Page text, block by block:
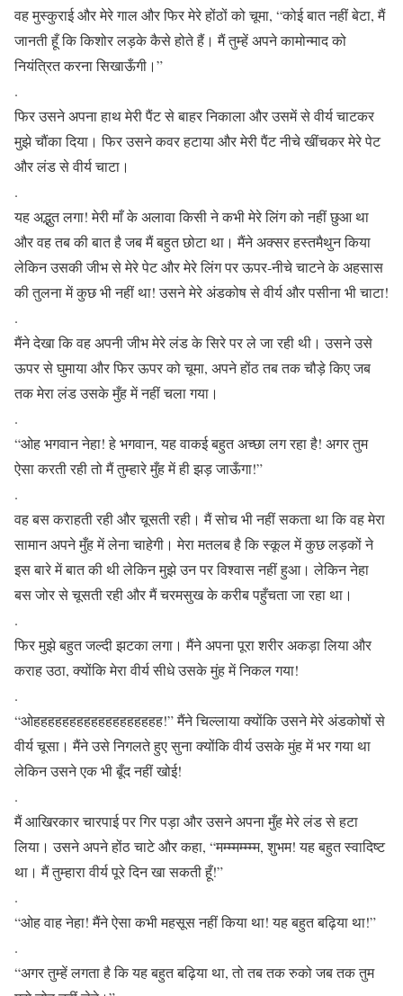
वह मुस्कुराई और मेरे गाल और फिर मेरे होंठों को चूमा, “कोई बात नहीं बेटा, मैं
जानती हूँ कि किशोर लड़के कैसे होते हैं। मैं तुम्हें अपने कामोन्माद को
नियंत्रित करना सिखाऊँगी।”
.
फिर उसने अपना हाथ मेरी पैंट से बाहर निकाला और उसमें से वीर्य चाटकर
मुझे चौंका दिया। फिर उसने कवर हटाया और मेरी पैंट नीचे खींचकर मेरे पेट
और लंड से वीर्य चाटा।
.
यह अद्भुत लगा! मेरी माँ के अलावा किसी ने कभी मेरे लिंग को नहीं छुआ था
और वह तब की बात है जब मैं बहुत छोटा था। मैंने अक्सर हस्तमैथुन किया
लेकिन उसकी जीभ से मेरे पेट और मेरे लिंग पर ऊपर-नीचे चाटने के अहसास
की तुलना में कुछ भी नहीं था! उसने मेरे अंडकोष से वीर्य और पसीना भी चाटा!
.
मैंने देखा कि वह अपनी जीभ मेरे लंड के सिरे पर ले जा रही थी। उसने उसे
ऊपर से घुमाया और फिर ऊपर को चूमा, अपने होंठ तब तक चौड़े किए जब
तक मेरा लंड उसके मुँह में नहीं चला गया।
.
“ओह भगवान नेहा! हे भगवान, यह वाकई बहुत अच्छा लग रहा है! अगर तुम
ऐसा करती रही तो मैं तुम्हारे मुँह में ही झड़ जाऊँगा!”
.
वह बस कराहती रही और चूसती रही। मैं सोच भी नहीं सकता था कि वह मेरा
सामान अपने मुँह में लेना चाहेगी। मेरा मतलब है कि स्कूल में कुछ लड़कों ने
इस बारे में बात की थी लेकिन मुझे उन पर विश्वास नहीं हुआ। लेकिन नेहा
बस जोर से चूसती रही और मैं चरमसुख के करीब पहुँचता जा रहा था।
.
फिर मुझे बहुत जल्दी झटका लगा। मैंने अपना पूरा शरीर अकड़ा लिया और
कराह उठा, क्योंकि मेरा वीर्य सीधे उसके मुंह में निकल गया!
.
“ओहहहहहहहहहहहहहहहहहह!” मैंने चिल्लाया क्योंकि उसने मेरे अंडकोषों से
वीर्य चूसा। मैंने उसे निगलते हुए सुना क्योंकि वीर्य उसके मुंह में भर गया था
लेकिन उसने एक भी बूँद नहीं खोई!
.
मैं आखिरकार चारपाई पर गिर पड़ा और उसने अपना मुँह मेरे लंड से हटा
लिया। उसने अपने होंठ चाटे और कहा, “मम्म्मम्म्म्म, शुभम! यह बहुत स्वादिष्ट
था। मैं तुम्हारा वीर्य पूरे दिन खा सकती हूँ!”
.
“ओह वाह नेहा! मैंने ऐसा कभी महसूस नहीं किया था! यह बहुत बढ़िया था!”
.
“अगर तुम्हें लगता है कि यह बहुत बढ़िया था, तो तब तक रुको जब तक तुम